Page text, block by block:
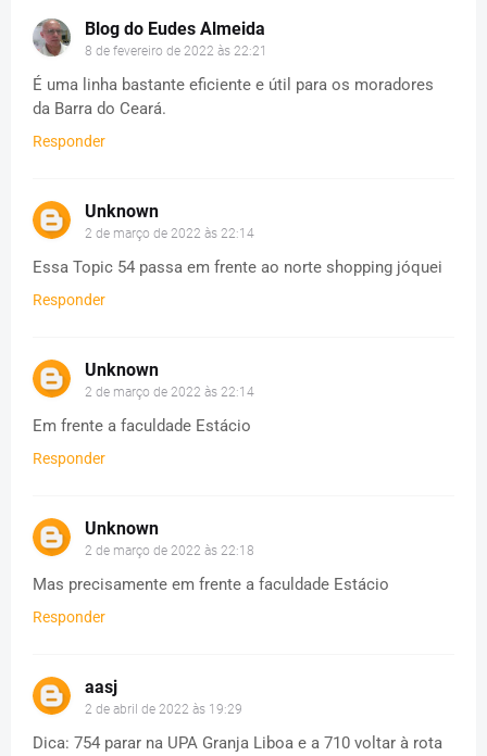
Blog do Eudes Almeida
8 de fevereiro de 2022 às 22:21
É uma linha bastante eficiente e útil para os moradores
da Barra do Ceará.
Responder
Unknown
2 de março de 2022 às 22:14
Essa Topic 54 passa em frente ao norte shopping jóquei
Responder
Unknown
2 de março de 2022 às 22:14
Em frente a faculdade Estácio
Responder
Unknown
2 de março de 2022 às 22:18
Mas precisamente em frente a faculdade Estácio
Responder
aasj
2 de abril de 2022 às 19:29
Dica: 754 parar na UPA Granja Liboa e a 710 voltar à rota